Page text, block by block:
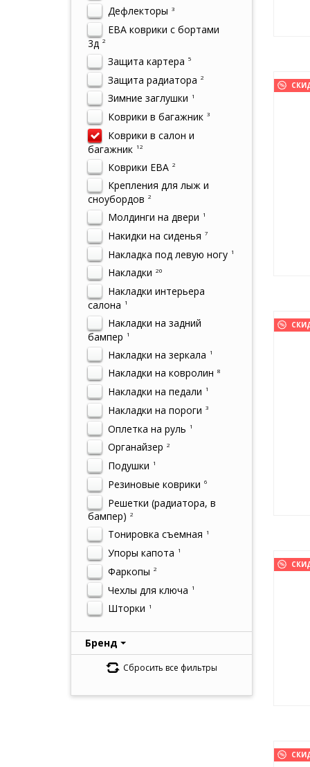
Дефлекторы 3
ЕВА коврики с бортами
3д 2
Защита картера 5
Защита радиатора 2
Зимние заглушки 1
Коврики в багажник 3
Коврики в салон и
багажник 12
Коврики ЕВА 2
Крепления для лыж и
сноубордов 2
Молдинги на двери 1
Накидки на сиденья 7
Накладка под левую ногу 1
Накладки 20
Накладки интерьера
салона
1
Накладки на задний
бампер
1
Накладки на зеркала 1
Накладки на ковролин 8
Накладки на педали 1
Накладки на пороги 3
Оплетка на руль 1
Органайзер 2
Подушки 1
Резиновые коврики 6
Решетки (радиатора, в
бампер) 2
Тонировка съемная 1
Упоры капота 1
Фаркопы 2
Чехлы для ключа 1
Шторки 1
Бренд
Сбросить все фильтры